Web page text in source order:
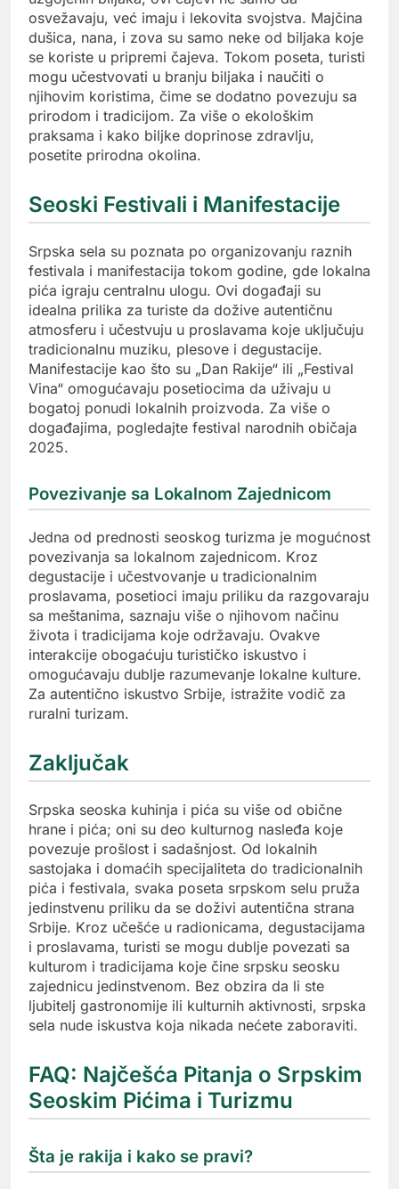
osvežavaju, već imaju i lekovita svojstva. Majčina
dušica, nana, i zova su samo neke od biljaka koje
se koriste u pripremi čajeva. Tokom poseta, turisti
mogu učestvovati u branju biljaka i naučiti o
njihovim koristima, čime se dodatno povezuju sa
prirodom i tradicijom. Za više o ekološkim
praksama i kako biljke doprinose zdravlju,
posetite prirodna okolina.
Seoski Festivali i Manifestacije
Srpska sela su poznata po organizovanju raznih
festivala i manifestacija tokom godine, gde lokalna
pića igraju centralnu ulogu. Ovi događaji su
idealna prilika za turiste da dožive autentičnu
atmosferu i učestvuju u proslavama koje uključuju
tradicionalnu muziku, plesove i degustacije.
Manifestacije kao što su „Dan Rakije“ ili „Festival
Vina“ omogućavaju posetiocima da uživaju u
bogatoj ponudi lokalnih proizvoda. Za više o
događajima, pogledajte festival narodnih običaja
2025.
Povezivanje sa Lokalnom Zajednicom
Jedna od prednosti seoskog turizma je mogućnost
povezivanja sa lokalnom zajednicom. Kroz
degustacije i učestvovanje u tradicionalnim
proslavama, posetioci imaju priliku da razgovaraju
sa meštanima, saznaju više o njihovom načinu
života i tradicijama koje održavaju. Ovakve
interakcije obogaćuju turističko iskustvo i
omogućavaju dublje razumevanje lokalne kulture.
Za autentično iskustvo Srbije, istražite vodič za
ruralni turizam.
Zaključak
Srpska seoska kuhinja i pića su više od obične
hrane i pića; oni su deo kulturnog nasleđa koje
povezuje prošlost i sadašnjost. Od lokalnih
sastojaka i domaćih specijaliteta do tradicionalnih
pića i festivala, svaka poseta srpskom selu pruža
jedinstvenu priliku da se doživi autentična strana
Srbije. Kroz učešće u radionicama, degustacijama
i proslavama, turisti se mogu dublje povezati sa
kulturom i tradicijama koje čine srpsku seosku
zajednicu jedinstvenom. Bez obzira da li ste
ljubitelj gastronomije ili kulturnih aktivnosti, srpska
sela nude iskustva koja nikada nećete zaboraviti.
FAQ: Najčešća Pitanja o Srpskim
Seoskim Pićima i Turizmu
Šta je rakija i kako se pravi?